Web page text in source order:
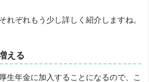
れぞれもう少し詳しく紹介しますね。
える
生年金に加入することになるので、こ